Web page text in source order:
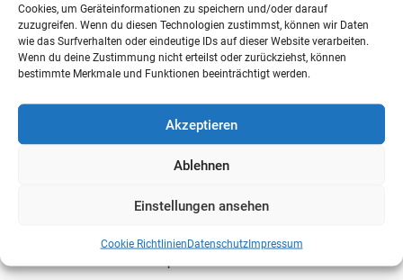
Cookies, um Geräteinformationen zu speichern und/oder darauf
zuzugreifen. Wenn du diesen Technologien zustimmst, können wir Daten
wie das Surfverhalten oder eindeutige IDs auf dieser Website verarbeiten.
Wenn du deine Zustimmung nicht erteilst oder zurückziehst, können
bestimmte Merkmale und Funktionen beeinträchtigt werden.
Akzeptieren
Ablehnen
Einstellungen ansehen
Cookie RichtlinienDatenschutzImpressum